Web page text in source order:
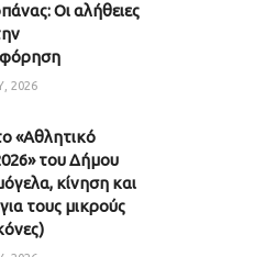
Οι αλήθειες
2026
«Αθλητικό
του Δήμου
κίνηση και
τους μικρούς